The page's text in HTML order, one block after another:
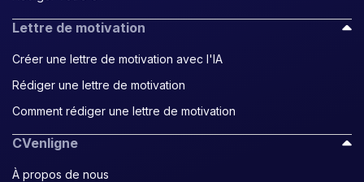
Lettre de motivation
Créer une lettre de motivation avec l'IA
Rédiger une lettre de motivation
Comment rédiger une lettre de motivation
CVenligne
À propos de nous